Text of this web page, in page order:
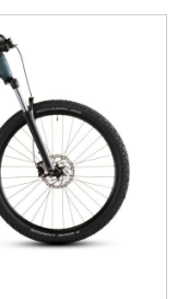
für ein
Ankündigung